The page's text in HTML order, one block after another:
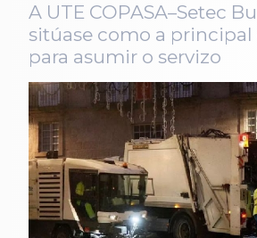
A UTE COPASA–Setec
sitúase como a
para asumir o servizo